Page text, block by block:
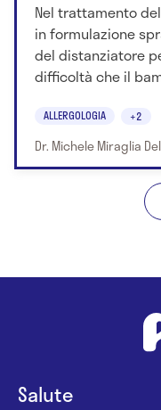
Nel trattamento
in formulazione
del distanziatore
difficoltà che il
ALLERGOLOGIA +2
Dr. Michele Miraglia
Salute